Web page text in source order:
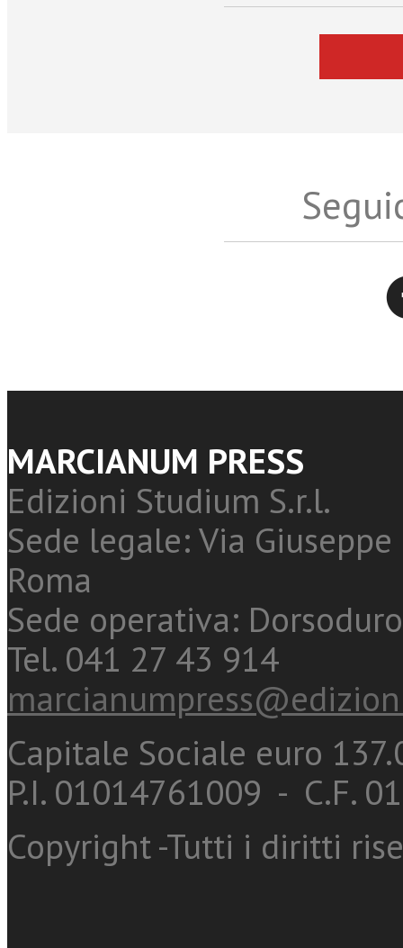
MARCIANUM PRESS
Edizioni Studium S.r.l.
Sede legale: Via
Roma
Sede operativa:
Tel. 041 27 43 914
Capitale Sociale euro
P.I. 01014761009 - C.F.
Copyright -Tutti i diritti